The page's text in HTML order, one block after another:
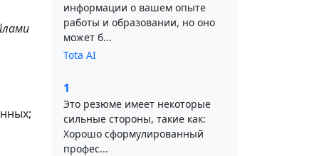
информации о вашем опыте
работы и образовании, но оно
может б...
Tota AI
1
Это резюме имеет некоторые
сильные стороны, такие как:
Хорошо сформулированный
профес...